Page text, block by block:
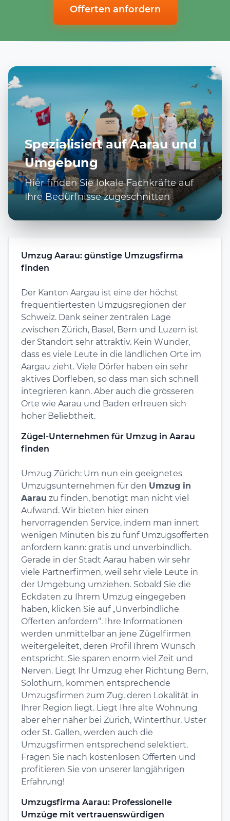
Offerten anfordern
Spezialisiert auf Aarau und
Umgebung
Hier finden Sie lokale Fachkräfte auf
Ihre Bedürfnisse zugeschnitten
Umzug Aarau: günstige Umzugsfirma
finden
Der Kanton Aargau ist eine der höchst
frequentiertesten Umzugsregionen der
Schweiz. Dank seiner zentralen Lage
zwischen Zürich, Basel, Bern und Luzern ist
der Standort sehr attraktiv. Kein Wunder,
dass es viele Leute in die ländlichen Orte im
Aargau zieht. Viele Dörfer haben ein sehr
aktives Dorfleben, so dass man sich schnell
integrieren kann. Aber auch die grösseren
Orte wie Aarau und Baden erfreuen sich
hoher Beliebtheit.
Zügel-Unternehmen für Umzug in Aarau
finden
Umzug Zürich: Um nun ein geeignetes
Umzugsunternehmen für den Umzug in
Aarau zu finden, benötigt man nicht viel
Aufwand. Wir bieten hier einen
hervorragenden Service, indem man innert
wenigen Minuten bis zu fünf Umzugsofferten
anfordern kann: gratis und unverbindlich.
Gerade in der Stadt Aarau haben wir sehr
viele Partnerfirmen, weil sehr viele Leute in
der Umgebung umziehen. Sobald Sie die
Eckdaten zu Ihrem Umzug eingegeben
haben, klicken Sie auf „Unverbindliche
Offerten anfordern“. Ihre Informationen
werden unmittelbar an jene Zügelfirmen
weitergeleitet, deren Profil Ihrem Wunsch
entspricht. Sie sparen enorm viel Zeit und
Nerven. Liegt Ihr Umzug eher Richtung Bern,
Solothurn, kommen entsprechende
Umzugsfirmen zum Zug, deren Lokalität in
Ihrer Region liegt. Liegt Ihre alte Wohnung
aber eher näher bei Zürich, Winterthur, Uster
oder St. Gallen, werden auch die
Umzugsfirmen entsprechend selektiert.
Fragen Sie nach kostenlosen Offerten und
profitieren Sie von unserer langjährigen
Erfahrung!
Umzugsfirma Aarau: Professionelle
Umzüge mit vertrauenswürdigen